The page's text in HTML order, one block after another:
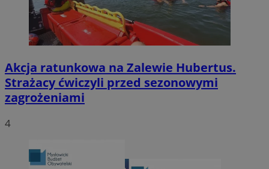
Akcja ratunkowa na Zalewie Hubertus.
Strażacy ćwiczyli przed sezonowymi
zagrożeniami
4